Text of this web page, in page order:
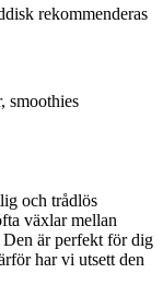
rekommenderas
smoothies
och trådlös
växlar mellan
är perfekt för dig
har vi utsett den